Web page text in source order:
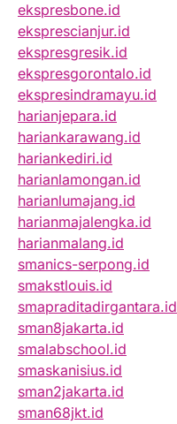
ekspresbone.id
eksprescianjur.id
ekspresgresik.id
ekspresgorontalo.id
ekspresindramayu.id
harianjepara.id
hariankarawang.id
hariankediri.id
harianlamongan.id
harianlumajang.id
harianmajalengka.id
harianmalang.id
smanics-serpong.id
smakstlouis.id
smapraditadirgantara.id
sman8jakarta.id
smalabschool.id
smaskanisius.id
sman2jakarta.id
sman68jkt.id